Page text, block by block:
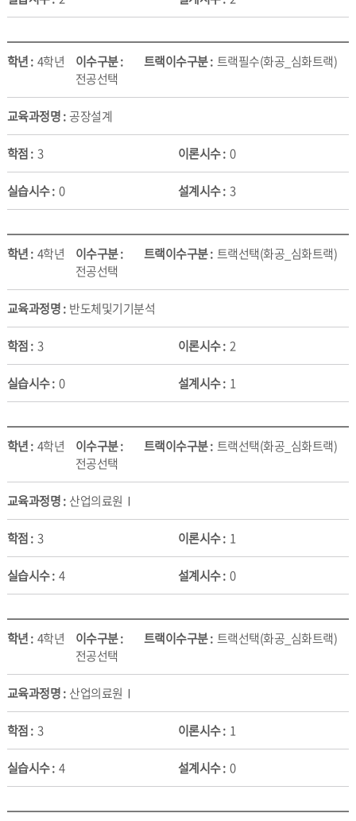
4학년
전공선택
트랙필수(화공_심화트랙)
공장설계
3 0
0 3
4학년
전공선택
트랙선택(화공_심화트랙)
반도체및기기분석
3 2
0 1
4학년
전공선택
트랙선택(화공_심화트랙)
산업의료원Ⅰ
3 1
4 0
4학년
전공선택
트랙선택(화공_심화트랙)
산업의료원Ⅰ
3 1
4 0